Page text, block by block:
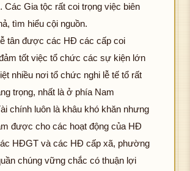
Gia tộc rất coi trọng việc biên
tìm hiểu cội nguồn.
tân được các HĐ các cấp coi
tốt việc tổ chức các sự kiện lớn
nhiều nơi tổ chức nghi lễ tế tổ rất
trọng, nhất là ở phía Nam
chính luôn là khâu khó khăn nhưng
được cho các hoạt động của HĐ
HĐGT và các HĐ cấp xã, phường
chúng vững chắc có thuận lợi